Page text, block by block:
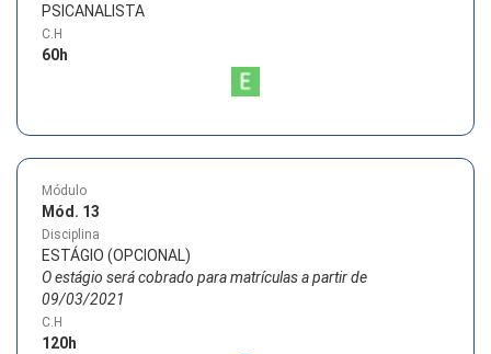
PSICANALISTA
C.H
60h
Módulo
Mód. 13
Disciplina
ESTÁGIO (OPCIONAL)
O estágio será cobrado para matrículas a partir de
09/03/2021
C.H
120h